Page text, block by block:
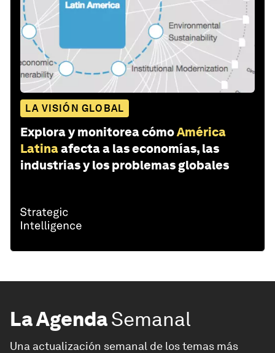
LA VISIÓN GLOBAL
Explora y monitorea cómoAmérica
Latinaafecta a las economías, las
industrias y los problemas globales
La AgendaSemanal
Una actualización semanal de los temas más